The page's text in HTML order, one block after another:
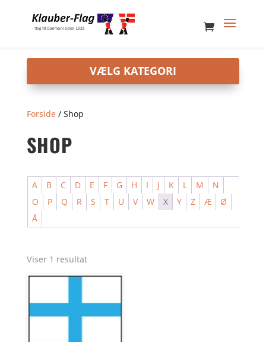
Forside/ Shop
SHOP
A B C D E F G H I J K L M
N
O
P Q R S T U V W X Y Z Æ
Ø
Å
Viser 1 resultat